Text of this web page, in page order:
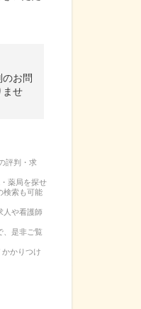
お問
ませ
評判・求
薬局を探せ
検索も可能
人や看護師
、是非ご覧
かりつけ